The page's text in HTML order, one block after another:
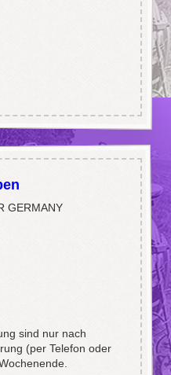
GERMANY
sind nur nach
(per Telefon oder